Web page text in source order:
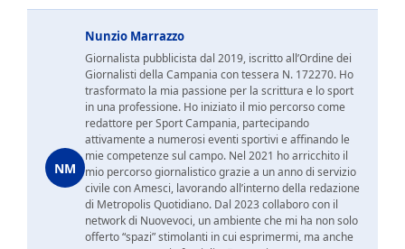
NM
Nunzio Marrazzo
Giornalista pubblicista dal 2019, iscritto all’Ordine dei
Giornalisti della Campania con tessera N. 172270. Ho
trasformato la mia passione per la scrittura e lo sport
in una professione. Ho iniziato il mio percorso come
redattore per Sport Campania, partecipando
attivamente a numerosi eventi sportivi e affinando le
mie competenze sul campo. Nel 2021 ho arricchito il
mio percorso giornalistico grazie a un anno di servizio
civile con Amesci, lavorando all’interno della redazione
di Metropolis Quotidiano. Dal 2023 collaboro con il
network di Nuovevoci, un ambiente che mi ha non solo
offerto “spazi” stimolanti in cui esprimermi, ma anche